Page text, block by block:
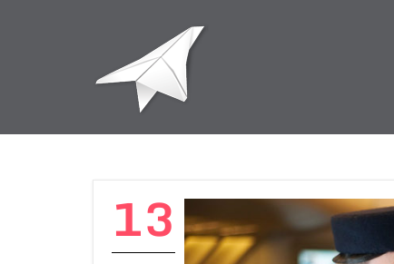
13